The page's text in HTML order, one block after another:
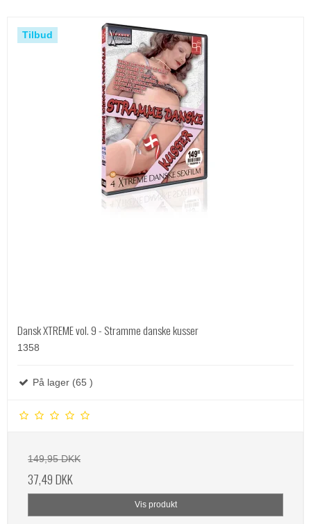
Tilbud
Dansk XTREME vol. 9 - Stramme danske kusser
1358
På lager (65 )
149,95 DKK
37,49 DKK
Vis produkt